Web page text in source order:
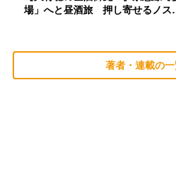
場」へと昼酒旅 押し寄せるノ
著者・連載の